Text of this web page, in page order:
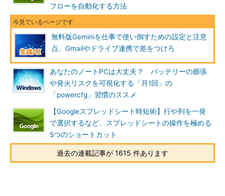
フローを自動化する方法
無料版Geminiを仕事で使い倒すための設定と注意
点、Gmailやドライブ連携で差をつけろ
あなたのノートPCは大丈夫？ バッテリーの膨張
や発火リスクを可視化する「月1回」の
「powercfg」習慣のススメ
【Googleスプレッドシート時短術】行や列を一発
で選択するなど、スプレッドシートの操作を極める
5つのショートカット
過去の連載記事が 1615 件あります